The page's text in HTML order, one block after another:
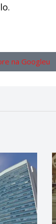
na Googleu